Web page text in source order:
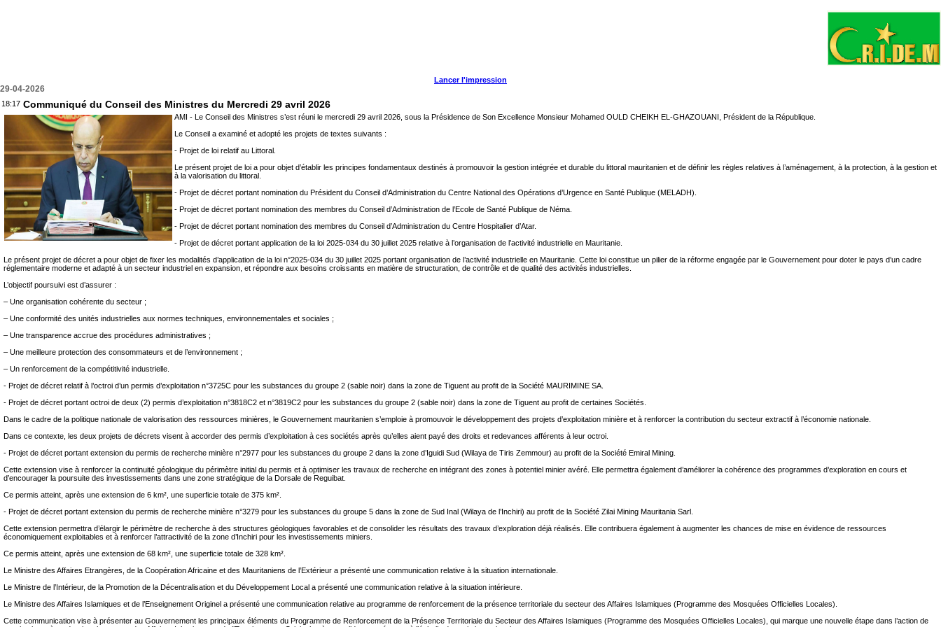
Lancer l'impression
29-04-2026
18:17 Communiqué du Conseil des Ministres du Mercredi 29 avril 2026
AMI - Le Conseil des Ministres s’est réuni le mercredi 29 avril 2026, sous la Présidence de Son Excellence Monsieur Mohamed OULD CHEIKH EL-GHAZOUANI, Président de la République.
Le Conseil a examiné et adopté les projets de textes suivants :
‐ Projet de loi relatif au Littoral.
Le présent projet de loi a pour objet d’établir les principes fondamentaux destinés à promouvoir la gestion intégrée et durable du littoral mauritanien et de définir les règles relatives à l’aménagement, à la protection, à la gestion et
à la valorisation du littoral.
‐ Projet de décret portant nomination du Président du Conseil d’Administration du Centre National des Opérations d’Urgence en Santé Publique (MELADH).
‐ Projet de décret portant nomination des membres du Conseil d’Administration de l’Ecole de Santé Publique de Néma.
‐ Projet de décret portant nomination des membres du Conseil d’Administration du Centre Hospitalier d’Atar.
‐ Projet de décret portant application de la loi 2025-034 du 30 juillet 2025 relative à l’organisation de l’activité industrielle en Mauritanie.
Le présent projet de décret a pour objet de fixer les modalités d’application de la loi n°2025-034 du 30 juillet 2025 portant organisation de l’activité industrielle en Mauritanie. Cette loi constitue un pilier de la réforme engagée par le Gouvernement pour doter le pays d’un cadre
réglementaire moderne et adapté à un secteur industriel en expansion, et répondre aux besoins croissants en matière de structuration, de contrôle et de qualité des activités industrielles.
L’objectif poursuivi est d’assurer :
– Une organisation cohérente du secteur ;
– Une conformité des unités industrielles aux normes techniques, environnementales et sociales ;
– Une transparence accrue des procédures administratives ;
– Une meilleure protection des consommateurs et de l’environnement ;
– Un renforcement de la compétitivité industrielle.
‐ Projet de décret relatif à l’octroi d’un permis d’exploitation n°3725C pour les substances du groupe 2 (sable noir) dans la zone de Tiguent au profit de la Société MAURIMINE SA.
‐ Projet de décret portant octroi de deux (2) permis d’exploitation n°3818C2 et n°3819C2 pour les substances du groupe 2 (sable noir) dans la zone de Tiguent au profit de certaines Sociétés.
Dans le cadre de la politique nationale de valorisation des ressources minières, le Gouvernement mauritanien s’emploie à promouvoir le développement des projets d’exploitation minière et à renforcer la contribution du secteur extractif à l’économie nationale.
Dans ce contexte, les deux projets de décrets visent à accorder des permis d’exploitation à ces sociétés après qu’elles aient payé des droits et redevances afférents à leur octroi.
‐ Projet de décret portant extension du permis de recherche minière n°2977 pour les substances du groupe 2 dans la zone d’Iguidi Sud (Wilaya de Tiris Zemmour) au profit de la Société Emiral Mining.
Cette extension vise à renforcer la continuité géologique du périmètre initial du permis et à optimiser les travaux de recherche en intégrant des zones à potentiel minier avéré. Elle permettra également d’améliorer la cohérence des programmes d’exploration en cours et
d’encourager la poursuite des investissements dans une zone stratégique de la Dorsale de Reguibat.
Ce permis atteint, après une extension de 6 km², une superficie totale de 375 km².
‐ Projet de décret portant extension du permis de recherche minière n°3279 pour les substances du groupe 5 dans la zone de Sud Inal (Wilaya de l’Inchiri) au profit de la Société Zilai Mining Mauritania Sarl.
Cette extension permettra d’élargir le périmètre de recherche à des structures géologiques favorables et de consolider les résultats des travaux d’exploration déjà réalisés. Elle contribuera également à augmenter les chances de mise en évidence de ressources
économiquement exploitables et à renforcer l’attractivité de la zone d’Inchiri pour les investissements miniers.
Ce permis atteint, après une extension de 68 km², une superficie totale de 328 km².
Le Ministre des Affaires Etrangères, de la Coopération Africaine et des Mauritaniens de l’Extérieur a présenté une communication relative à la situation internationale.
Le Ministre de l’Intérieur, de la Promotion de la Décentralisation et du Développement Local a présenté une communication relative à la situation intérieure.
Le Ministre des Affaires Islamiques et de l’Enseignement Originel a présenté une communication relative au programme de renforcement de la présence territoriale du secteur des Affaires Islamiques (Programme des Mosquées Officielles Locales).
Cette communication vise à présenter au Gouvernement les principaux éléments du Programme de Renforcement de la Présence Territoriale du Secteur des Affaires Islamiques (Programme des Mosquées Officielles Locales), qui marque une nouvelle étape dans l’action de